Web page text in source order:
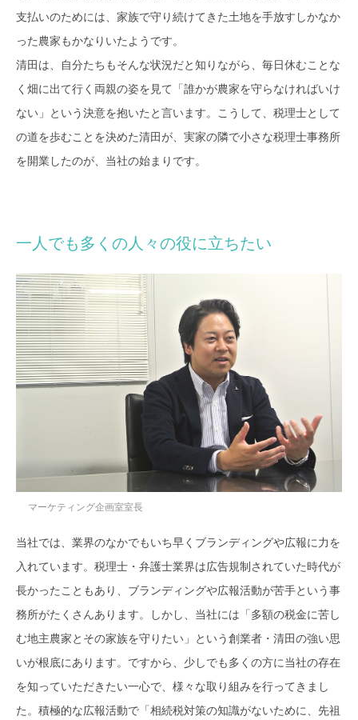
支払いのためには、家族で守り続けてきた土地を手放すしかなか
った農家もかなりいたようです。
清田は、自分たちもそんな状況だと知りながら、毎日休むことな
く畑に出て行く両親の姿を見て「誰かが農家を守らなければいけ
ない」という決意を抱いたと言います。こうして、税理士として
の道を歩むことを決めた清田が、実家の隣で小さな税理士事務所
を開業したのが、当社の始まりです。
一人でも多くの人々の役に立ちたい
マーケティング企画室室長
当社では、業界のなかでもいち早くブランディングや広報に力を
入れています。税理士・弁護士業界は広告規制されていた時代が
長かったこともあり、ブランディングや広報活動が苦手という事
務所がたくさんあります。しかし、当社には「多額の税金に苦し
む地主農家とその家族を守りたい」という創業者・清田の強い思
いが根底にあります。ですから、少しでも多くの方に当社の存在
を知っていただきたい一心で、様々な取り組みを行ってきまし
た。積極的な広報活動で「相続税対策の知識がないために、先祖